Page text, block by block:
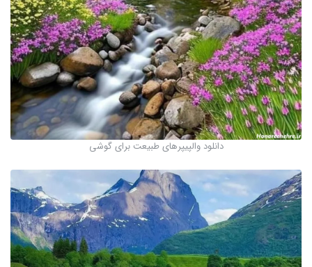
دانلود والپیپرهای طبیعت برای گوشی